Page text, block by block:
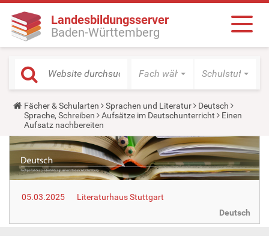
Landesbildungsserver
Baden-Württemberg
Fach wählen Schulstufe
Y
o
u
a
r
e
h
e
r
:
Fächer & Schularten Sprachen und Literatur
Deutsch
Sprache, Schreiben
Aufsätze im Deutschunterricht
Einen
Aufsatz nachbereiten
05.03.2025
Literaturhaus Stuttgart
Deutsch